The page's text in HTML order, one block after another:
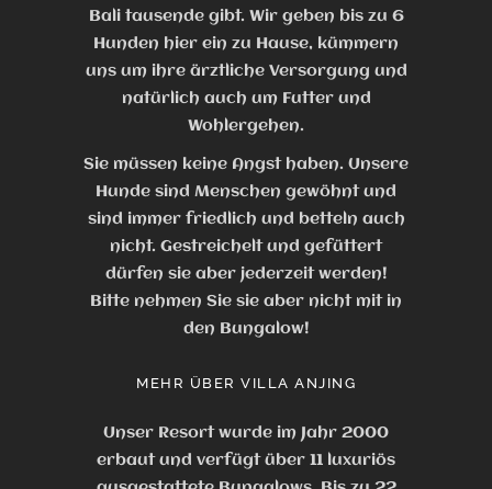
Bali tausende gibt. Wir geben bis zu 6
Hunden hier ein zu Hause, kümmern
uns um ihre ärztliche Versorgung und
natürlich auch um Futter und
Wohlergehen.
Sie müssen keine Angst haben. Unsere
Hunde sind Menschen gewöhnt und
sind immer friedlich und betteln auch
nicht. Gestreichelt und gefüttert
dürfen sie aber jederzeit werden!
Bitte nehmen Sie sie aber nicht mit in
den Bungalow!
MEHR ÜBER VILLA ANJING
Unser Resort wurde im Jahr 2000
erbaut und verfügt über 11 luxuriös